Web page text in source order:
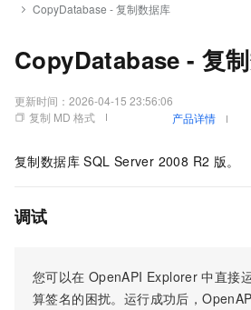
CopyDatabase - 复制数据库
CopyDatabase - 复
更新时间： 2026-04-15 23:56:06
复制 MD 格式
产品详情
复制数据库 SQL Server 2008 R2 版。
调试
您可以在 OpenAPI Explorer 中直接
算签名的困扰。运行成功后，